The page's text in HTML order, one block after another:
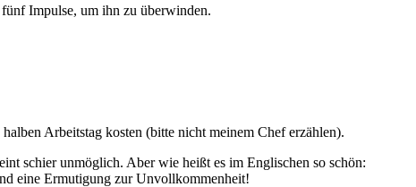
Impulse, um ihn zu überwinden.
Arbeitstag kosten (bitte nicht meinem Chef erzählen).
schier unmöglich. Aber wie heißt es im Englischen so schön:
eine Ermutigung zur Unvollkommenheit!